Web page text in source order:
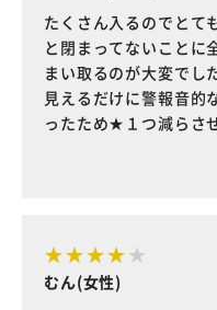
たくさん入るのでとて
と閉まってないことに
まい取るのが大変でし
見えるだけに警報音的
ったため★１つ減らさ
むん(女性)